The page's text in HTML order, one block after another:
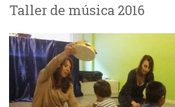
Taller de música 2016